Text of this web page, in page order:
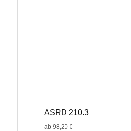
ASRD 210.3
ab 98,20 €